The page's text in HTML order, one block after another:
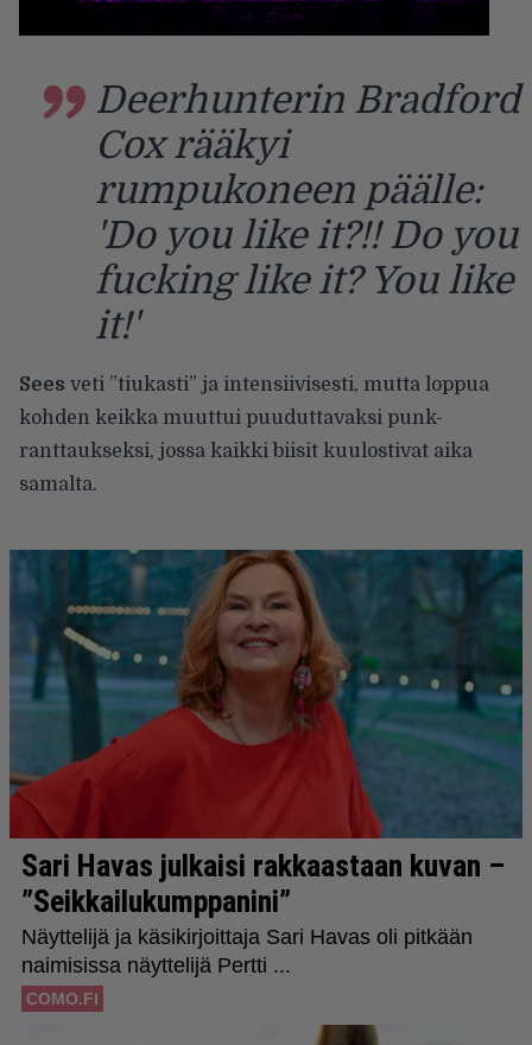
Deerhunterin Bradford
Cox rääkyi
rumpukoneen päälle:
'Do you like it?!! Do you
fucking like it? You like
it!'
Sees veti ”tiukasti” ja intensiivisesti, mutta loppua
kohden keikka muuttui puuduttavaksi punk-
ranttaukseksi, jossa kaikki biisit kuulostivat aika
samalta.